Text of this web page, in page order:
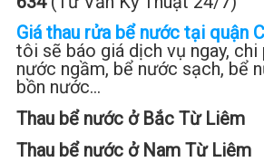
Giá thau rửa bể nước tại quận
tôi sẽ báo giá dịch vụ ngay, chi
nước ngầm, bể nước sạch, bể
bồn nước…
Thau bể nước ở Bắc Từ Liêm
Thau bể nước ở Nam Từ Liêm